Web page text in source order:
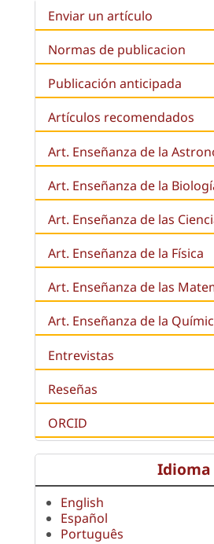
Enviar un artículo
Normas de publicacion
Publicación anticipada
Artículos recomendados
Art. Enseñanza de la
Art. Enseñanza de la
Art. Enseñanza de las
Art. Enseñanza de la Física
Art. Enseñanza de las
Art. Enseñanza de la
Entrevistas
Reseñas
ORCID
Idioma
English
Español
Português